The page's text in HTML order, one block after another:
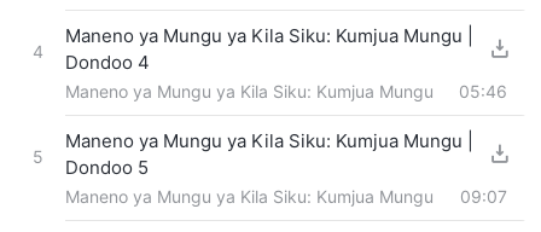
4
Maneno ya Mungu ya Kila Siku: Kumjua Mungu |
Dondoo 4
Maneno ya Mungu ya Kila Siku: Kumjua Mungu 05:46
5
Maneno ya Mungu ya Kila Siku: Kumjua Mungu |
Dondoo 5
Maneno ya Mungu ya Kila Siku: Kumjua Mungu 09:07